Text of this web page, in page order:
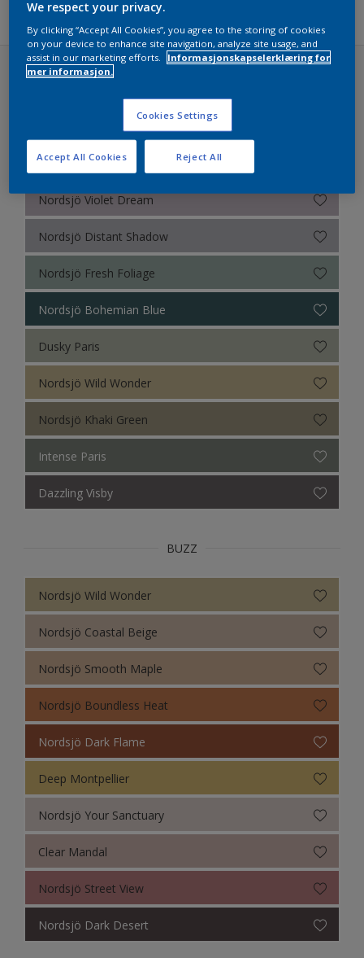
Årets farger 2026 fra Nordsjö – The rhythm of blues
Nordsjö True Joy™ – Årets farge 2025
Colour Futures 2024 - Nordsjö Sweet Embrace™
Colour Futures 2023
Colour Futures 20
LUSH
Nordsjö Awakening Feel
Nordsjö Violet Dream
Nordsjö Distant Shadow
Nordsjö Fresh Foliage
Nordsjö Bohemian Blue
Dusky Paris
Nordsjö Wild Wonder
Nordsjö Khaki Green
Intense Paris
Dazzling Visby
BUZZ
Nordsjö Wild Wonder
Nordsjö Coastal Beige
Nordsjö Smooth Maple
Nordsjö Boundless Heat
Nordsjö Dark Flame
Deep Montpellier
Nordsjö Your Sanctuary
Clear Mandal
Nordsjö Street View
Nordsjö Dark Desert
We respect your privacy.
By clicking “Accept All Cookies”, you agree to the storing of cookies
on your device to enhance site navigation, analyze site usage, and
assist in our marketing efforts.
Informasjonskapselerklæring for
mer informasjon.
Cookies Settings
Reject All
Accept All Cookies